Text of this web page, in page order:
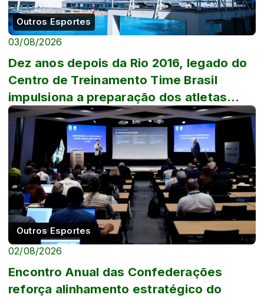
Outros Esportes
03/08/2026
Dez anos depois da Rio 2016, legado do
Centro de Treinamento Time Brasil
impulsiona a preparação dos atletas
brasileiros
Outros Esportes
02/08/2026
Encontro Anual das Confederações
reforça alinhamento estratégico do